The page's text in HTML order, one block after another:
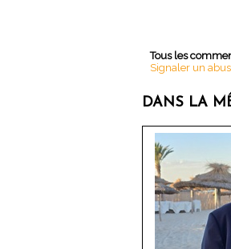
Tous les
Signaler un abus
DANS LA